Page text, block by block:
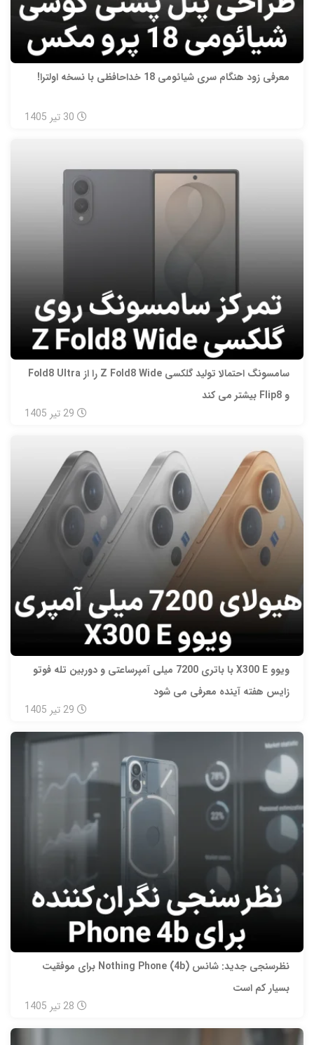
معرفی زود هنگام سری شیائومی 18 خداحافظی با نسخه اولترا!
30 تیر 1405
سامسونگ احتمالا تولید گلکسی Z Fold8 Wide را از Fold8 Ultra
و Flip8 بیشتر می‌ کند
29 تیر 1405
ویوو X300 E با باتری 7200 میلی‌ آمپرساعتی و دوربین تله‌ فوتو
زایس هفته آینده معرفی می‌ شود
29 تیر 1405
نظرسنجی جدید: شانس Nothing Phone (4b) برای موفقیت
بسیار کم است
28 تیر 1405